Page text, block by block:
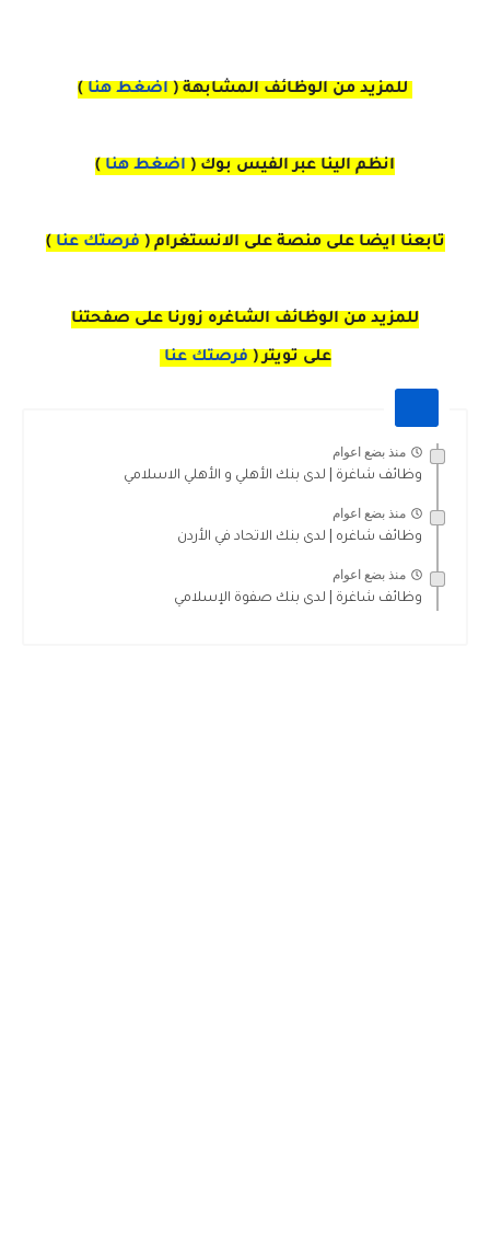
للمزيد من الوظائف المشابهة ( اضغط هنا )
انظم الينا عبر الفيس بوك ( اضغط هنا )
تابعنا ايضا على منصة على الانستغرام ( فرصتك عنا )
للمزيد من الوظائف الشاغره زورنا على صفحتنا
على تويتر( فرصتك عنا
منذ بضع اعوام
وظائف شاغرة | لدى بنك الأهلي و الأهلي الاسلامي
منذ بضع اعوام
وظائف شاغره | لدى بنك الاتحاد في الأردن
منذ بضع اعوام
وظائف شاغرة | لدى بنك صفوة الإسلامي